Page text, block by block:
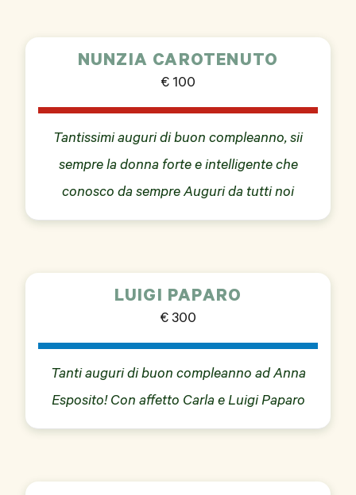
NUNZIA CAROTENUTO
€ 100
Tantissimi auguri di buon compleanno, sii
sempre la donna forte e intelligente che
conosco da sempre Auguri da tutti noi
LUIGI PAPARO
€ 300
Tanti auguri di buon compleanno ad Anna
Esposito! Con affetto Carla e Luigi Paparo